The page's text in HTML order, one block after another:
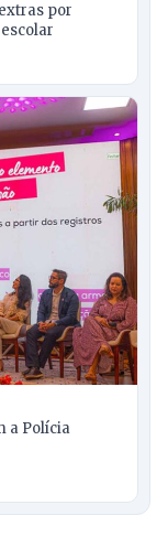
por
a Polícia